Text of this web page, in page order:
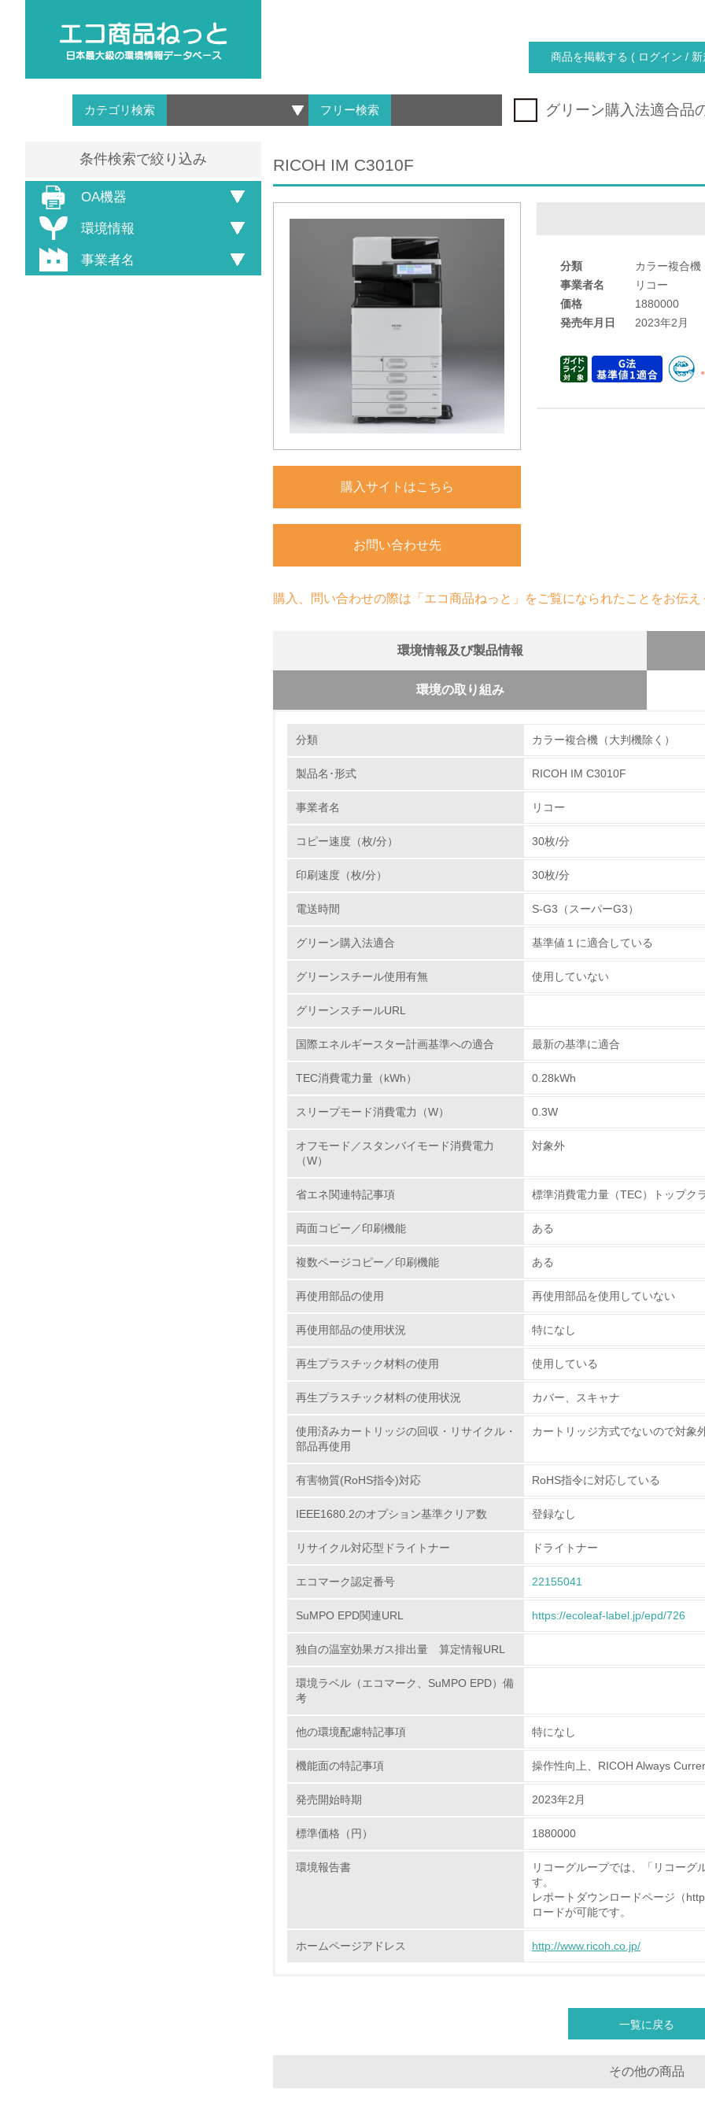
商品を掲載する ( ログイン / 新
カテゴリ検索 フリー検索 グリーン購入法適合品
条件検索で絞り込み
OA機器
環境情報
事業者名
RICOH IM C3010F
購入サイトはこちら
お問い合わせ先
分類
カラー複合機
事業者名
リコー
価格
1880000
発売年月日
2023年2月
購入、問い合わせの際は「エコ商品ねっと」をご覧になられたことをお伝え
環境情報及び製品情報
環境の取り組み
1.環境取り組み体制
No.
5. 環境取り組み体制と成果を定期的に検証して次の活動に活かして
6. 従業員が環境方針に基づいて自分の業務の中で行うべき環境対
7.
環境活動に関する規格やプログラムを導入している
8. 第三者認証を取得している
9. <L1> 資源（投入原料、水等）とエネルギー（電力、重油、ガス
10. <L2> 資源とエネルギーの使用量の把握をし、具体的な削減目標
環境配慮型製品・サービスの
11. <L1> 環境配慮型製品・サービスの製造・販売を積極的に行って
12. <L2> 環境配慮型製品・サービスの製造・販売状況を把握し、具
非該当（化学物質を使用していない）
<L1> 化学物質の使用量及び外部（大気・水・土壌）への排出量
18. <L2> 化学物質の使用量及び外部への排出量を把握し、具体的な
<L1> 廃棄物の発生量の削減及びリサイクルの推進、適正処理を
製品本体とカートリッジの回収・リサイクルのしくみ
集められる使用済み製品をさらに全国１９の回収センターへと輸
サイクル・部品リサイクル・マテリアルリサイクル・ケミカルリ
再資源化率１００％に向けて取り組んでいます。カートリッジで
ートを新たに追加し、リコーグループ全体で積極的に回収を行っ
で選別・分解・分別処理を行ない、新品と同一基準でリサイクル
バイオプラスチックの環境影響評価
石油に代わる環境負荷低減素材の実用化に挑戦していきます。
分類 カラー複合機（大判機除く）
製品名･形式 RICOH IM C3010F
事業者名 リコー
コピー速度（枚/分） 30枚/分
印刷速度（枚/分） 30枚/分
電送時間 S-G3（スーパーG3）
グリーン購入法適合 基準値１に適合している
グリーンスチール使用有無 使用していない
グリーンスチールURL
国際エネルギースター計画基準への適合 最新の基準に適合
TEC消費電力量（kWh） 0.28kWh
スリープモード消費電力（W） 0.3W
オフモード／スタンバイモード消費電力
（W）
対象外
省エネ関連特記事項 標準消費電力量（TEC）トップク
両面コピー／印刷機能 ある
複数ページコピー／印刷機能 ある
再使用部品の使用 再使用部品を使用していない
再使用部品の使用状況 特になし
再生プラスチック材料の使用 使用している
再生プラスチック材料の使用状況 カバー、スキャナ
使用済みカートリッジの回収・リサイクル・
部品再使用
カートリッジ方式でないので対象
有害物質(RoHS指令)対応 RoHS指令に対応している
IEEE1680.2のオプション基準クリア数 登録なし
リサイクル対応型ドライトナー ドライトナー
エコマーク認定番号 22155041
SuMPO EPD関連URL https://ecoleaf-label.jp/epd/726
独自の温室効果ガス排出量 算定情報URL
環境ラベル（エコマーク、SuMPO EPD）備
考
他の環境配慮特記事項 特になし
機能面の特記事項 操作性向上、RICOH Always
発売開始時期 2023年2月
標準価格（円） 1880000
環境報告書
リコーグループでは、「リコーグ
す。
レポートダウンロードページ（
ロードが可能です。
ホームページアドレス http://www.ricoh.co.jp/
一覧に戻る
その他の商品